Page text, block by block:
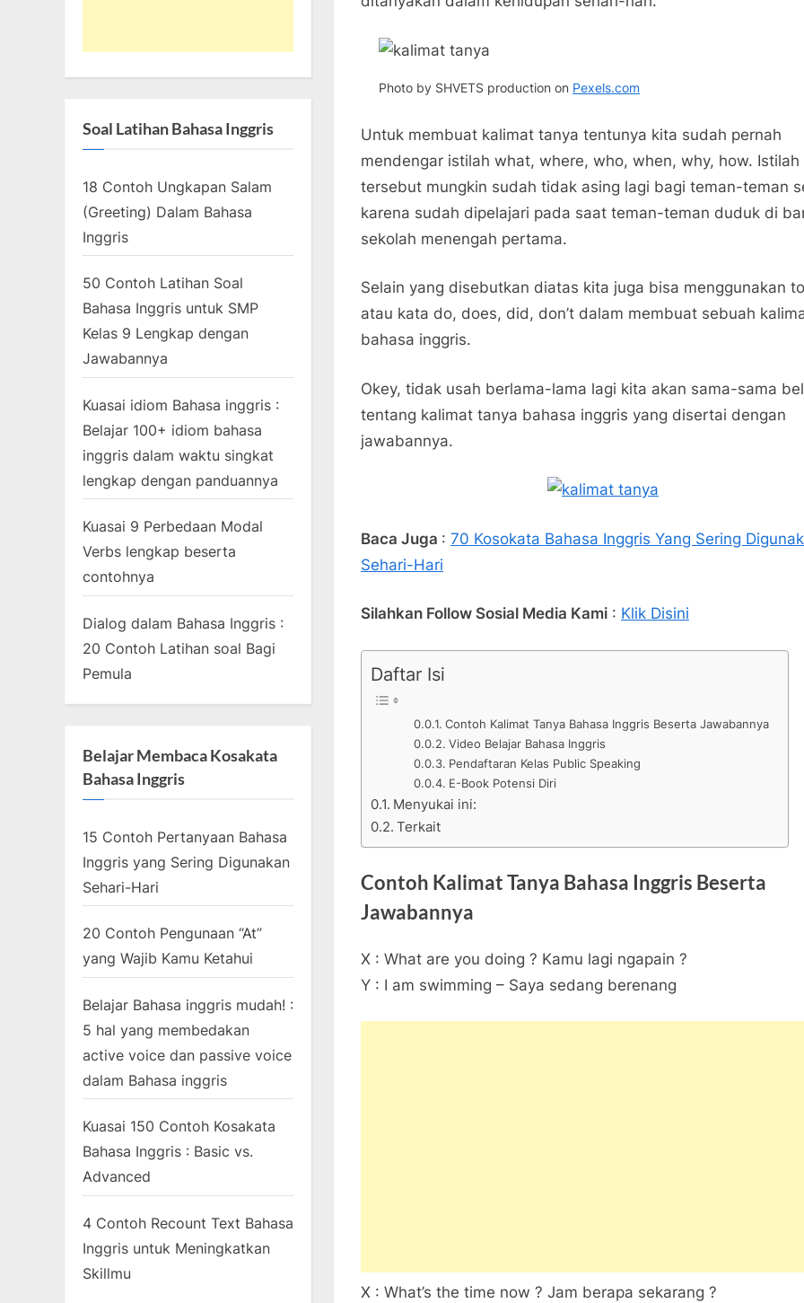
Contoh
Tanya
Inggris
Jawabannya
Photo by SHVETS production on Pexels.com
Untuk membuat kalimat tanya tentunya kita sudah pernah
mendengar istilah what, where, who, when, why, how. Istilah
tersebut mungkin sudah tidak asing lagi bagi teman-teman
karena sudah dipelajari pada saat teman-teman duduk di
sekolah menengah pertama.
Selain yang disebutkan diatas kita juga bisa menggunakan
atau kata do, does, did, don’t dalam membuat sebuah
bahasa inggris.
Okey, tidak usah berlama-lama lagi kita akan sama-sama
tentang kalimat tanya bahasa inggris yang disertai dengan
jawabannya.
Baca Juga : 70 Kosokata Bahasa Inggris Yang Sering
Sehari-Hari
Silahkan Follow Sosial Media Kami : Klik Disini
Daftar Isi
Contoh Kalimat Tanya Bahasa Inggris Beserta Jawabannya
Video Belajar Bahasa Inggris
Pendaftaran Kelas Public Speaking
E-Book Potensi Diri
Menyukai ini:
Terkait
Contoh Kalimat Tanya Bahasa Inggris Beserta
Jawabannya
X : What are you doing ? Kamu lagi ngapain ?
Y : I am swimming – Saya sedang berenang
X : What’s the time now ? Jam berapa sekarang ?
Soal Latihan Bahasa Inggris
18 Contoh Ungkapan Salam
(Greeting) Dalam Bahasa
Inggris
50 Contoh Latihan Soal
Bahasa Inggris untuk SMP
Kelas 9 Lengkap dengan
Jawabannya
Kuasai idiom Bahasa inggris :
Belajar 100+ idiom bahasa
inggris dalam waktu singkat
lengkap dengan panduannya
Kuasai 9 Perbedaan Modal
Verbs lengkap beserta
contohnya
Dialog dalam Bahasa Inggris :
20 Contoh Latihan soal Bagi
Pemula
Belajar Membaca Kosakata
Bahasa Inggris
15 Contoh Pertanyaan Bahasa
Inggris yang Sering Digunakan
Sehari-Hari
20 Contoh Pengunaan “At”
yang Wajib Kamu Ketahui
Belajar Bahasa inggris mudah! :
5 hal yang membedakan
active voice dan passive voice
dalam Bahasa inggris
Kuasai 150 Contoh Kosakata
Bahasa Inggris : Basic vs.
Advanced
4 Contoh Recount Text Bahasa
Inggris untuk Meningkatkan
Skillmu